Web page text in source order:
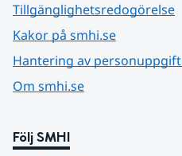
Tillgänglighetsredogörelse
Kakor på smhi.se
Hantering av
Om smhi.se
Följ SMHI